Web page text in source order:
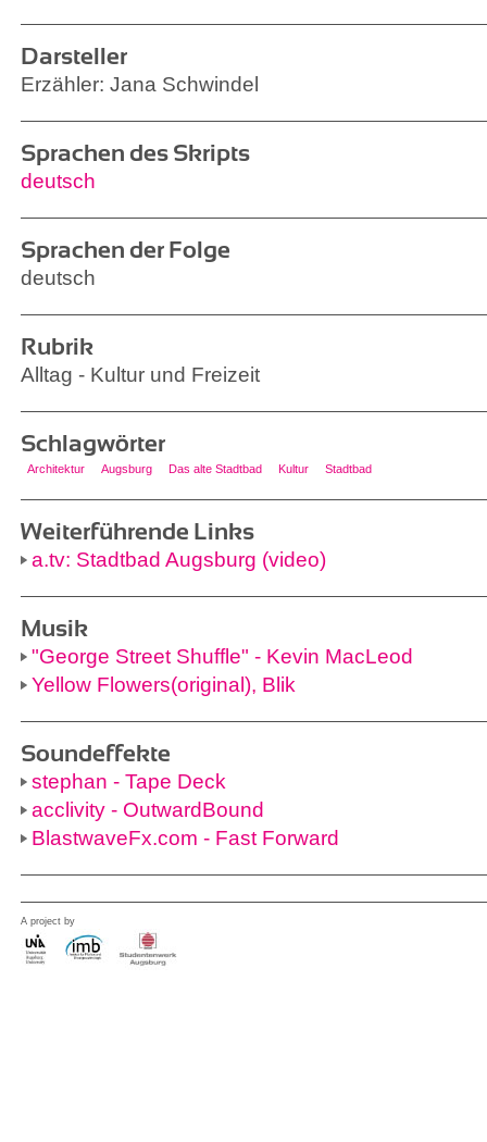
Darsteller
Erzähler: Jana Schwindel
Sprachen des Skripts
deutsch
Sprachen der Folge
deutsch
Rubrik
Alltag - Kultur und Freizeit
Schlagwörter
Architektur Augsburg Das alte Stadtbad Kultur Stadtbad
Weiterführende Links
a.tv: Stadtbad Augsburg (video)
Musik
"George Street Shuffle" - Kevin MacLeod
Yellow Flowers(original), Blik
Soundeffekte
stephan - Tape Deck
acclivity - OutwardBound
BlastwaveFx.com - Fast Forward
A project by